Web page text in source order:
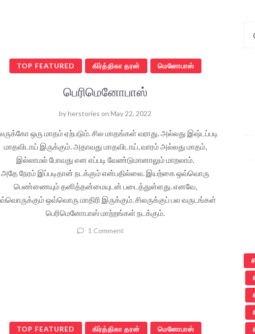
TOP FEATURED கிர்த்திகா தரன் மெனோபாஸ்
பெரிமெனோபாஸ்
byherstories on May 22, 2022
ஒரு மாதம் ஏற்படும். சில மாதங்கள் வராது. அல்லது இஷ்டப்படி
மாதவிடாய் இருக்கும். அதாவது மாதவிடாய், வாரம் அல்லது மாதம்,
இல்லாமல் போவது என எப்படி வேண்டுமானாலும் மாறலாம்.
அதே நேரம் இப்படிதான் நடக்கும் என்பதில்லை. இயற்கை ஒவ்வொரு
பெண்ணையும் தனித்தன்மையுடன் படைத்துள்ளது. எனவே,
ஒவ்வொரு மாதிரி இருக்கும். சிலருக்குப் பல வருடங்கள்
பெரிமெனோபாஸ் மாற்றங்கள் நடக்கும்.
1 Comment
TOP FEATURED கிர்த்திகா தரன் மெனோபாஸ்